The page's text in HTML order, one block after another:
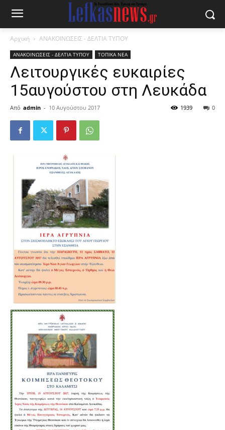
Αρχική ΑΝΑΚΟΙΝΩΣΕΙΣ - ΔΕΛΤΙΑ ΤΥΠΟΥ
ΑΝΑΚΟΙΝΩΣΕΙΣ - ΔΕΛΤΙΑ ΤΥΠΟΥ ΤΟΠΙΚΑ ΝΕΑ
Λειτουργικές ευκαιρίες
15αυγούστου στη Λευκάδα
Από admin - 10 Αυγούστου 2017 0
1939